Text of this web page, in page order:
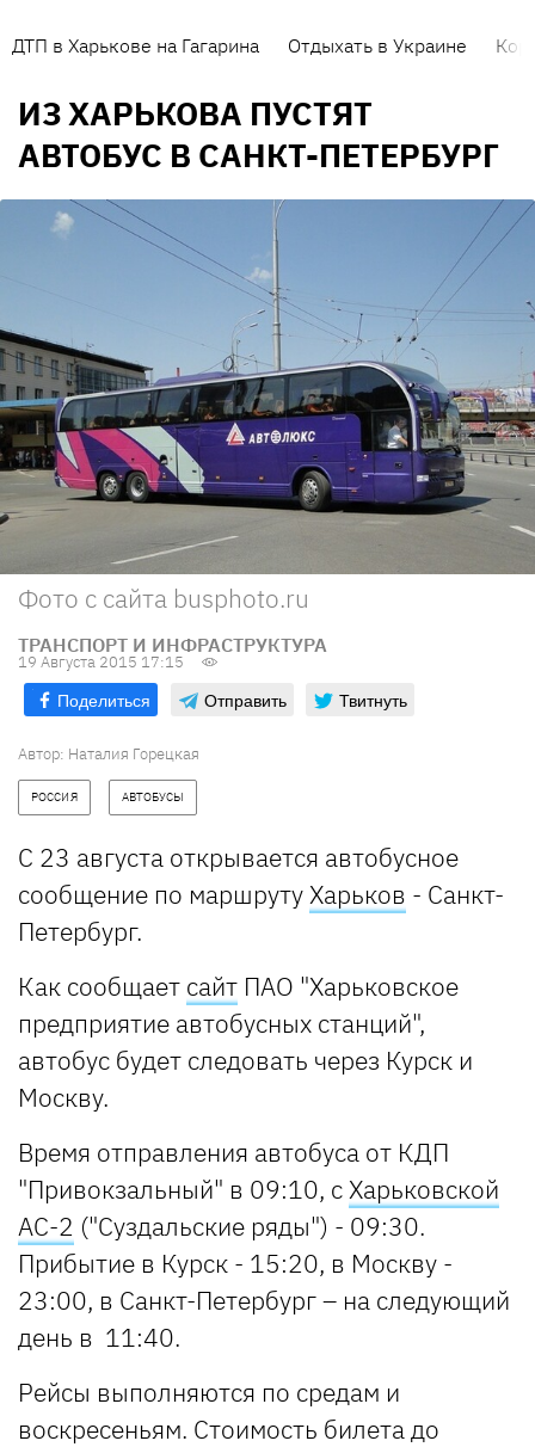
ДТП в Харькове на Гагарина Отдыхать в Украине
ИЗ ХАРЬКОВА ПУСТЯТ
АВТОБУС В САНКТ-ПЕТЕРБУРГ
Фото с сайта busphoto.ru
ТРАНСПОРТ И ИНФРАСТРУКТУРА
19 Августа 2015 17:15
Поделиться Отправить Твитнуть
Автор: Наталия Горецкая
РОССИЯ АВТОБУСЫ
С 23 августа открывается автобусное
сообщение по маршрутуХарьков - Санкт-
Петербург.
Как сообщает сайт ПАО "Харьковское
предприятие автобусных станций",
автобус будет следовать через Курск и
Москву.
Время отправления автобуса от КДП
"Привокзальный" в 09:10, сХарьковской
АС-2 ("Суздальские ряды") - 09:30.
Прибытие в Курск - 15:20, в Москву -
23:00, в Санкт-Петербург – на следующий
день в 11:40.
Рейсы выполняются по средам и
воскресеньям. Стоимость билета до